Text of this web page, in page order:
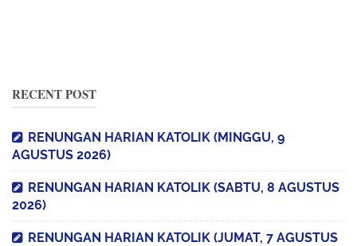
RECENT POST
RENUNGAN HARIAN KATOLIK (MINGGU, 9
AGUSTUS 2026)
RENUNGAN HARIAN KATOLIK (SABTU, 8 AGUSTUS
2026)
RENUNGAN HARIAN KATOLIK (JUMAT, 7 AGUSTUS